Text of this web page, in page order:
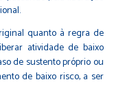
quanto à regra de
atividade de baixo
de sustento próprio ou
de baixo risco, a ser